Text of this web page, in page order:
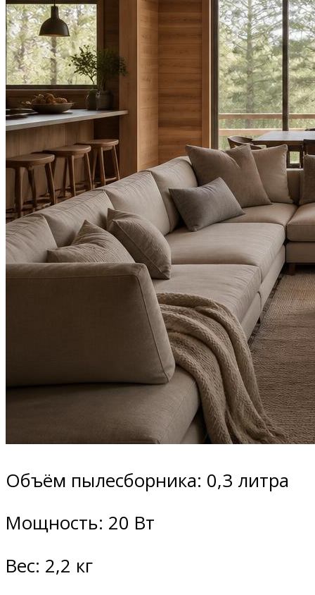
Объём пылесборника: 0,3 литра
Мощность: 20 Вт
Вес: 2,2 кг